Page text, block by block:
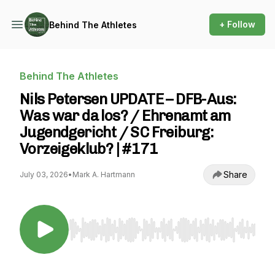
Behind The Athletes + Follow
Behind The Athletes
Nils Petersen UPDATE – DFB-Aus:
Was war da los? / Ehrenamt am
Jugendgericht / SC Freiburg:
Vorzeigeklub? | #171
July 03, 2026• Mark A. Hartmann Share
Use Left/Right to seek, Home/End to jump to